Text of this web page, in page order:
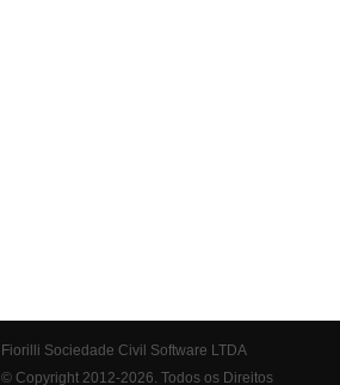
Fiorilli Sociedade Civil Software LTDA
© Copyright 2012-2026. Todos os Direitos